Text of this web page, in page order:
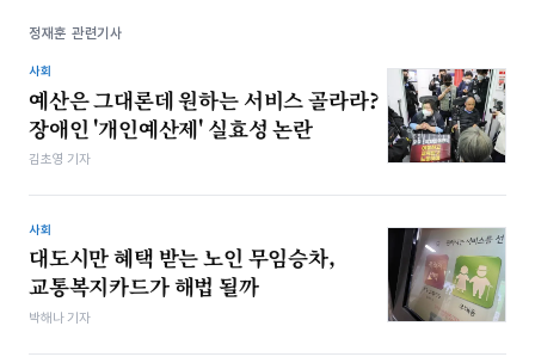
정재훈 관련기사
사회
예산은 그대론데 원하는 서비스 골라라?
장애인 '개인예산제' 실효성 논란
김초영 기자
사회
대도시만 혜택 받는 노인 무임승차,
교통복지카드가 해법 될까
박해나 기자